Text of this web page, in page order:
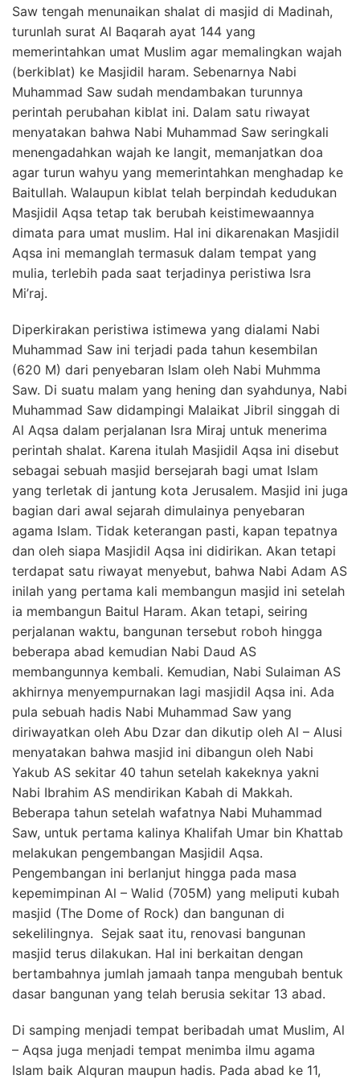
Saw tengah menunaikan shalat di masjid di Madinah,
turunlah surat Al Baqarah ayat 144 yang
memerintahkan umat Muslim agar memalingkan wajah
(berkiblat) ke Masjidil haram. Sebenarnya Nabi
Muhammad Saw sudah mendambakan turunnya
perintah perubahan kiblat ini. Dalam satu riwayat
menyatakan bahwa Nabi Muhammad Saw seringkali
menengadahkan wajah ke langit, memanjatkan doa
agar turun wahyu yang memerintahkan menghadap ke
Baitullah. Walaupun kiblat telah berpindah kedudukan
Masjidil Aqsa tetap tak berubah keistimewaannya
dimata para umat muslim. Hal ini dikarenakan Masjidil
Aqsa ini memanglah termasuk dalam tempat yang
mulia, terlebih pada saat terjadinya peristiwa Isra
Mi’raj.
Diperkirakan peristiwa istimewa yang dialami Nabi
Muhammad Saw ini terjadi pada tahun kesembilan
(620 M) dari penyebaran Islam oleh Nabi Muhmma
Saw. Di suatu malam yang hening dan syahdunya, Nabi
Muhammad Saw didampingi Malaikat Jibril singgah di
Al Aqsa dalam perjalanan Isra Miraj untuk menerima
perintah shalat. Karena itulah Masjidil Aqsa ini disebut
sebagai sebuah masjid bersejarah bagi umat Islam
yang terletak di jantung kota Jerusalem. Masjid ini juga
bagian dari awal sejarah dimulainya penyebaran
agama Islam. Tidak keterangan pasti, kapan tepatnya
dan oleh siapa Masjidil Aqsa ini didirikan. Akan tetapi
terdapat satu riwayat menyebut, bahwa Nabi Adam AS
inilah yang pertama kali membangun masjid ini setelah
ia membangun Baitul Haram. Akan tetapi, seiring
perjalanan waktu, bangunan tersebut roboh hingga
beberapa abad kemudian Nabi Daud AS
membangunnya kembali. Kemudian, Nabi Sulaiman AS
akhirnya menyempurnakan lagi masjidil Aqsa ini. Ada
pula sebuah hadis Nabi Muhammad Saw yang
diriwayatkan oleh Abu Dzar dan dikutip oleh Al – Alusi
menyatakan bahwa masjid ini dibangun oleh Nabi
Yakub AS sekitar 40 tahun setelah kakeknya yakni
Nabi Ibrahim AS mendirikan Kabah di Makkah.
Beberapa tahun setelah wafatnya Nabi Muhammad
Saw, untuk pertama kalinya Khalifah Umar bin Khattab
melakukan pengembangan Masjidil Aqsa.
Pengembangan ini berlanjut hingga pada masa
kepemimpinan Al – Walid (705M) yang meliputi kubah
masjid (The Dome of Rock) dan bangunan di
sekelilingnya. Sejak saat itu, renovasi bangunan
masjid terus dilakukan. Hal ini berkaitan dengan
bertambahnya jumlah jamaah tanpa mengubah bentuk
dasar bangunan yang telah berusia sekitar 13 abad.
Di samping menjadi tempat beribadah umat Muslim, Al
– Aqsa juga menjadi tempat menimba ilmu agama
Islam baik Alquran maupun hadis. Pada abad ke 11,